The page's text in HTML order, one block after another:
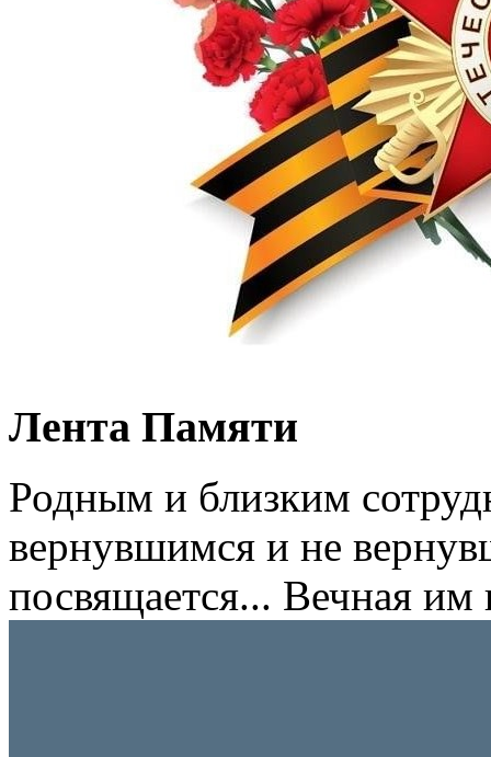
Лента Памяти
Родным и близким
вернувшимся и не
посвящается... Вечная им